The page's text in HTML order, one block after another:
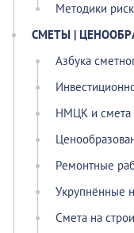
Методики
СМЕТЫ |
Азбука
НМЦК и смета
Ремонтные
Укрупнённые
Смета на